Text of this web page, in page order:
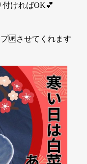
ければOK💕
🆙させてくれます